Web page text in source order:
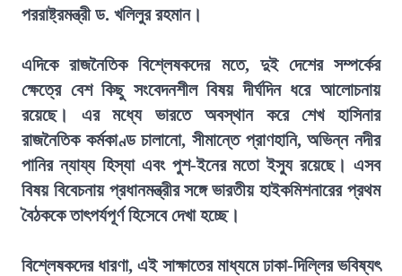
পররাষ্ট্রমন্ত্রী ড. খলিলুর রহমান।
এদিকে রাজনৈতিক বিশ্লেষকদের মতে, দুই দেশের সম্পর্কের
ক্ষেত্রে বেশ কিছু সংবেদনশীল বিষয় দীর্ঘদিন ধরে আলোচনায়
রয়েছে। এর মধ্যে ভারতে অবস্থান করে শেখ হাসিনার
রাজনৈতিক কর্মকাণ্ড চালানো, সীমান্তে প্রাণহানি, অভিন্ন নদীর
পানির ন্যায্য হিস্যা এবং পুশ-ইনের মতো ইস্যু রয়েছে। এসব
বিষয় বিবেচনায় প্রধানমন্ত্রীর সঙ্গে ভারতীয় হাইকমিশনারের প্রথম
বৈঠককে তাৎপর্যপূর্ণ হিসেবে দেখা হচ্ছে।
বিশ্লেষকদের ধারণা, এই সাক্ষাতের মাধ্যমে ঢাকা-দিল্লির ভবিষ্যৎ